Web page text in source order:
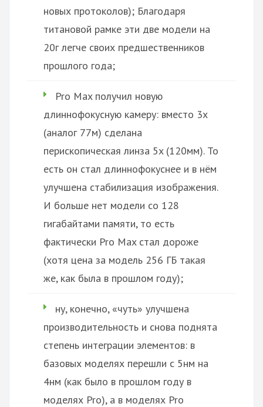
новых протоколов); Благодаря
титановой рамке эти две модели на
20г легче своих предшественников
прошлого года;
Pro Max получил новую
длиннофокусную камеру: вместо 3х
(аналог 77м) сделана
перископическая линза 5x (120мм). То
есть он стал длиннофокуснее и в нём
улучшена стабилизация изображения.
И больше нет модели со 128
гигабайтами памяти, то есть
фактически Pro Max стал дороже
(хотя цена за модель 256 ГБ такая
же, как была в прошлом году);
ну, конечно, «чуть» улучшена
производительность и снова поднята
степень интеграции элементов: в
базовых моделях перешли с 5нм на
4нм (как было в прошлом году в
моделях Pro), а в моделях Pro